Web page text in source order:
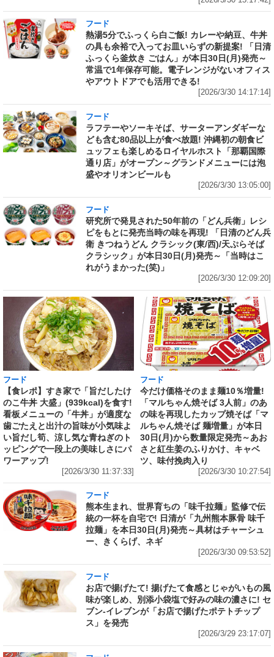
フード
熱湯5分でふっくら白ご飯! カレーや納豆、牛丼
の具も余裕で入ってお皿いらずの新提案! 「日清
ふっくら釜炊き ごはん」が本日30日(月)発売～
常温で1年保存可能。電子レンジがないオフィス
やアウトドアでも活用できる!
[2026/3/30 14:17:14]
フード
ラフテーやソーキそば、サーターアンダギーな
ども含む80品以上が食べ放題! 沖縄初の朝食ビ
ュッフェも楽しめるロイヤルホスト「那覇国際
通り店」がオープン～グランドメニューには泡
盛やオリオンビールも
[2026/3/30 13:05:00]
フード
研究所で発見された50年前の「どん兵衛」レシ
ピをもとに発売当時の味を再現! 「日清のどん兵
衛 きつねうどん クラシック(東/西)/天ぷらそば
クラシック」が本日30日(月)発売～「当時はこ
れがうまかった(笑)」
[2026/3/30 12:09:20]
フード
【食レポ】すき家で「旨だしたけ
のこ牛丼 大盛」(939kcal)を食す!
看板メニューの「牛丼」が適度な
歯ごたえと出汁の旨味が小気味よ
い旨だし筍、涼し気な青ねぎのト
ッピングで一段上の美味しさにパ
ワーアップ!
[2026/3/30 11:37:33]
フード
今だけ価格そのまま麺10％増量!
「マルちゃん焼そば 3人前」のあ
の味を再現したカップ焼そば「マ
ルちゃん焼そば 麺増量」が本日
30日(月)から数量限定発売～あお
さと紅生姜のふりかけ、キャベ
ツ、味付挽肉入り
[2026/3/30 10:27:54]
フード
熊本生まれ、世界育ちの「味千拉麺」監修で伝
統の一杯を自宅で! 日清が「九州熊本豚骨 味千
拉麺」を本日30日(月)発売～具材はチャーシュ
ー、きくらげ、ネギ
[2026/3/30 09:53:52]
フード
お店で揚げたて! 揚げたて食感とじゃがいもの風
味が楽しめ、別添小袋塩で好みの味の濃さに! セ
ブン‐イレブンが「お店で揚げたポテトチップ
ス」を発売
[2026/3/29 23:17:07]